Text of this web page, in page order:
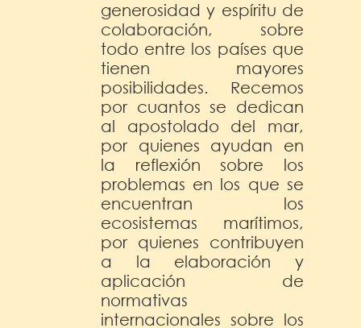
generosidad y espíritu de
colaboración, sobre
todo entre los países que
tienen mayores
posibilidades. Recemos
por cuantos se dedican
al apostolado del mar,
por quienes ayudan en
la reflexión sobre los
problemas en los que se
encuentran los
ecosistemas marítimos,
por quienes contribuyen
a la elaboración y
aplicación de
normativas
internacionales sobre los